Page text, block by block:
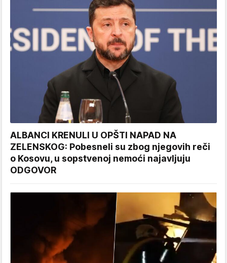
ALBANCI KRENULI U OPŠTI NAPAD NA
ZELENSKOG: Pobesneli su zbog njegovih reči
o Kosovu, u sopstvenoj nemoći najavljuju
ODGOVOR